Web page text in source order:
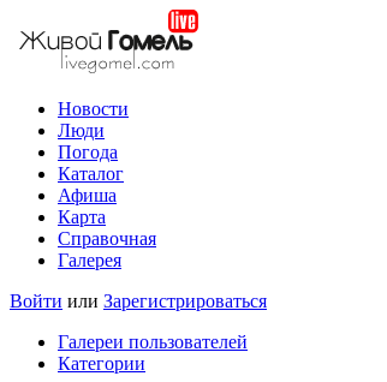
Новости
Люди
Погода
Каталог
Афиша
Карта
Справочная
Галерея
Войти или Зарегистрироваться
Галереи пользователей
Категории